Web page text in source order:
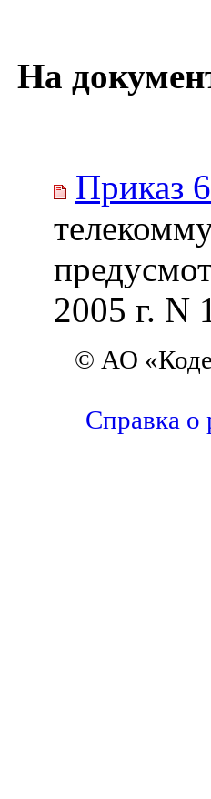
На
Приказ
2005 г. N
© АО
Справка о